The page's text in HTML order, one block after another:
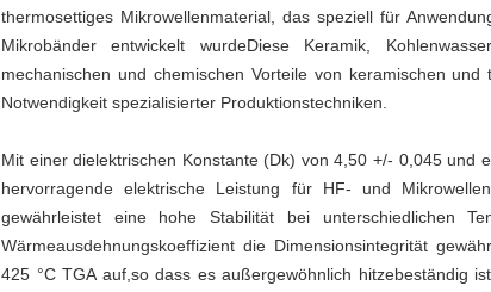
thermosettiges Mikrowellenmaterial, das speziell für
Mikrobänder entwickelt wurdeDiese Keramik,
mechanischen und chemischen Vorteile von keramischen
Notwendigkeit spezialisierter Produktionstechniken.
Mit einer dielektrischen Konstante (Dk) von 4,50 +/- 0,045 und
hervorragende elektrische Leistung für HF- und
gewährleistet eine hohe Stabilität bei unterschiedlichen
Wärmeausdehnungskoeffizient die Dimensionsintegrität
425 °C TGA auf,so dass es außergewöhnlich hitzebeständig